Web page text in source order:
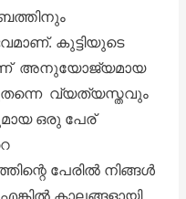
കുട്ടിയുടെ
അനുയോജ്യമായ
വ്യത്യസ്തവും
ഒരു പേര്
പേരിൽ നിങ്ങൾ